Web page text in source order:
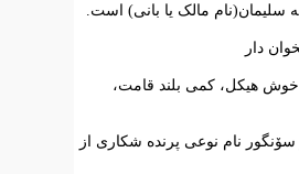
سلیمان(نام مالک یا بانی) است.
دار
خوش هیکل، کمی بلند قامت،
نام نوعی پرنده شکاری از